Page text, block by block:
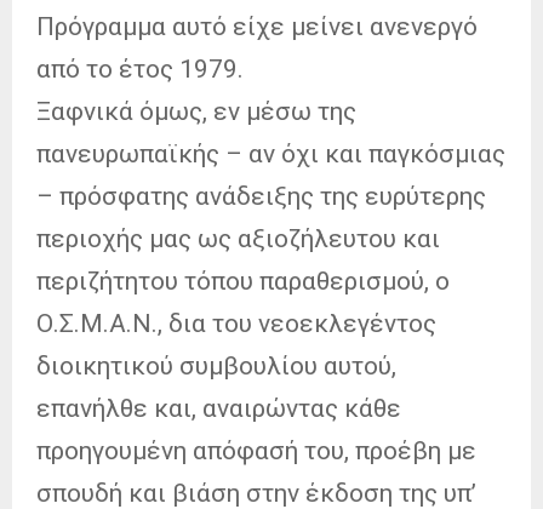
Πρόγραμμα αυτό είχε μείνει ανενεργό
από το έτος 1979.
Ξαφνικά όμως, εν μέσω της
πανευρωπαϊκής – αν όχι και παγκόσμιας
– πρόσφατης ανάδειξης της ευρύτερης
περιοχής μας ως αξιοζήλευτου και
περιζήτητου τόπου παραθερισμού, ο
Ο.Σ.Μ.Α.Ν., δια του νεοεκλεγέντος
διοικητικού συμβουλίου αυτού,
επανήλθε και, αναιρώντας κάθε
προηγουμένη απόφασή του, προέβη με
σπουδή και βιάση στην έκδοση της υπ’